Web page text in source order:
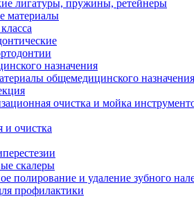
лигатуры, пружины, ретейнеры
материалы
назначения
общемедицинского назначения
очистка и мойка
и очистка
скалеры
полирование и удаление зубного
профилактики